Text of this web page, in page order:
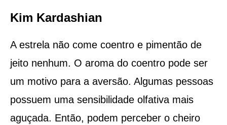
Kim Kardashian
A estrela não come coentro e pimentão de
jeito nenhum. O aroma do coentro pode ser
um motivo para a aversão. Algumas pessoas
possuem uma sensibilidade olfativa mais
aguçada. Então, podem perceber o cheiro